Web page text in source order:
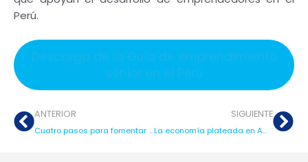
Perú.
Descarga de la Guía de emprendimiento
sénior en el Perú
ANTERIOR
Cuatro pasos para fomentar la participación y autonomía de mujeres mayores de 60 años
SIGUIENTE
La economía plateada en América Latina y el Caribe: El envejecimiento como oportunidad para la innovación, el emprendimiento y la inclusión